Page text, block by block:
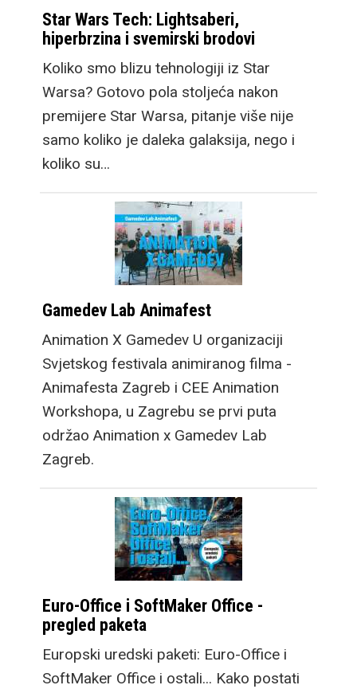
Star Wars Tech: Lightsaberi,
hiperbrzina i svemirski brodovi
Koliko smo blizu tehnologiji iz Star
Warsa? Gotovo pola stoljeća nakon
premijere Star Warsa, pitanje više nije
samo koliko je daleka galaksija, nego i
koliko su…
Gamedev Lab Animafest
Animation X Gamedev U organizaciji
Svjetskog festivala animiranog filma -
Animafesta Zagreb i CEE Animation
Workshopa, u Zagrebu se prvi puta
održao Animation x Gamedev Lab
Zagreb.
Euro-Office i SoftMaker Office -
pregled paketa
Europski uredski paketi: Euro-Office i
SoftMaker Office i ostali... Kako postati